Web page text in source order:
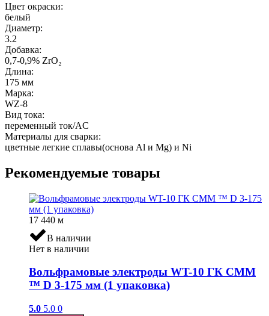
Цвет окраски:
белый
Диаметр:
3.2
Добавка:
0,7-0,9% ZrO₂
Длина:
175 мм
Марка:
WZ-8
Вид тока:
переменный ток/AC
Материалы для сварки:
цветные легкие сплавы(основа Al и Mg) и Ni
Рекомендуемые товары
17 440 м
В наличии
Нет в наличии
Вольфрамовые электроды WT-10 ГК СММ
™ D 3-175 мм (1 упаковка)
5.0 5.0 0